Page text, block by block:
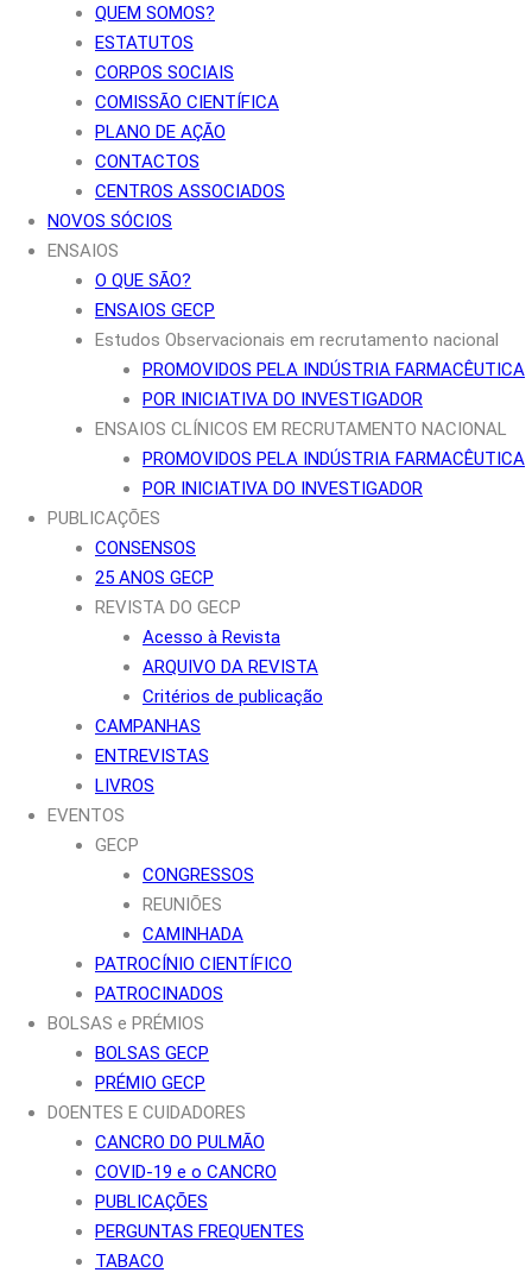
QUEM SOMOS?
ESTATUTOS
CORPOS SOCIAIS
COMISSÃO CIENTÍFICA
PLANO DE AÇÃO
CONTACTOS
CENTROS ASSOCIADOS
NOVOS SÓCIOS
ENSAIOS
O QUE SÃO?
ENSAIOS GECP
Estudos Observacionais em recrutamento nacional
PROMOVIDOS PELA INDÚSTRIA FARMACÊUTICA
POR INICIATIVA DO INVESTIGADOR
ENSAIOS CLÍNICOS EM RECRUTAMENTO NACIONAL
PROMOVIDOS PELA INDÚSTRIA FARMACÊUTICA
POR INICIATIVA DO INVESTIGADOR
PUBLICAÇÕES
CONSENSOS
25 ANOS GECP
REVISTA DO GECP
Acesso à Revista
ARQUIVO DA REVISTA
Critérios de publicação
CAMPANHAS
ENTREVISTAS
LIVROS
EVENTOS
GECP
CONGRESSOS
REUNIÕES
CAMINHADA
PATROCÍNIO CIENTÍFICO
PATROCINADOS
BOLSAS e PRÉMIOS
BOLSAS GECP
PRÉMIO GECP
DOENTES E CUIDADORES
CANCRO DO PULMÃO
COVID-19 e o CANCRO
PUBLICAÇÕES
PERGUNTAS FREQUENTES
TABACO